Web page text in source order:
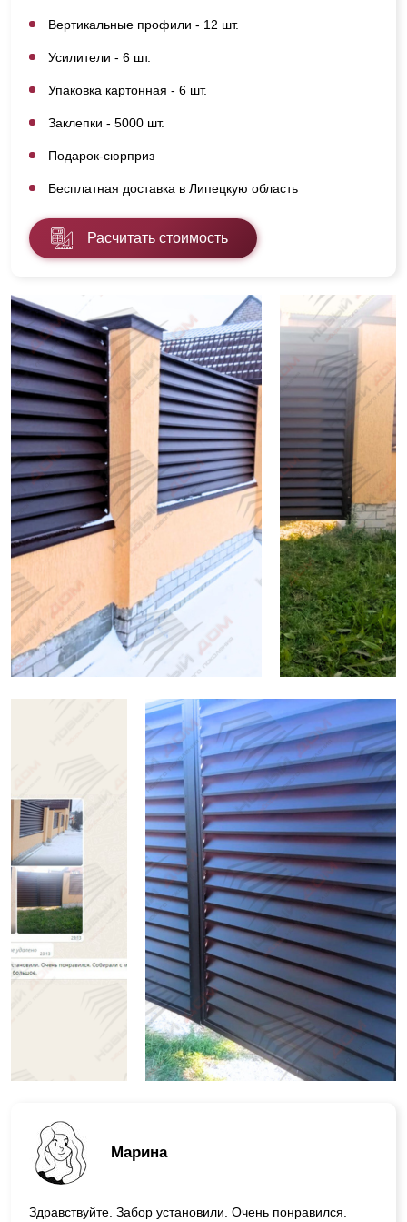
Марина
Здравствуйте. Забор установили. Очень понравился.
Вертикальные профили - 12 шт.
Усилители - 6 шт.
Упаковка картонная - 6 шт.
Заклепки - 5000 шт.
Подарок-сюрприз
Бесплатная доставка в Липецкую область
Расчитать стоимость